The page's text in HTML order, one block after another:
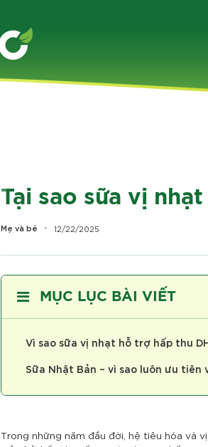
Tại sao sữa vị
Mẹ và bé 12/22/2025
MỤC LỤC BÀI VIẾT
Vì sao sữa vị nhạt hỗ trợ hấp thu
Sữa Nhật Bản – vì sao luôn ưu tiên
Trong những năm đầu đời, hệ tiêu hóa và